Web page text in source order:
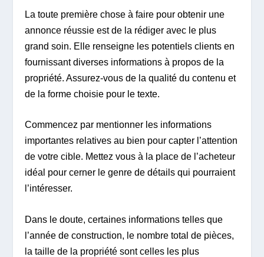
La toute première chose à faire pour obtenir une
annonce réussie est de la rédiger avec le plus
grand soin. Elle renseigne les potentiels clients en
fournissant diverses informations à propos de la
propriété. Assurez-vous de la qualité du contenu et
de la forme choisie pour le texte.
Commencez par mentionner les informations
importantes relatives au bien pour capter l’attention
de votre cible. Mettez vous à la place de l’acheteur
idéal pour cerner le genre de détails qui pourraient
l’intéresser.
Dans le doute, certaines informations telles que
l’année de construction, le nombre total de pièces,
la taille de la propriété sont celles les plus